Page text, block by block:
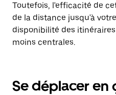
Toutefois, l'efficacité de
de la distance jusqu'à
disponibilité des
moins centrales.
Se déplacer en